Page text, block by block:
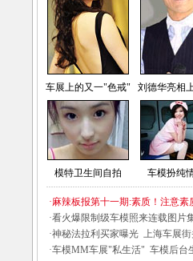
车展上的又一"色戒" 刘德华亮相
模特卫生间自拍 车模扮纯
·麻辣板报第十一期:素质！注意素
·看火爆限制级车模照来连载图片
·神秘法拉利买家曝光 上海车展
·车模MM车展"私生活" 车模后台